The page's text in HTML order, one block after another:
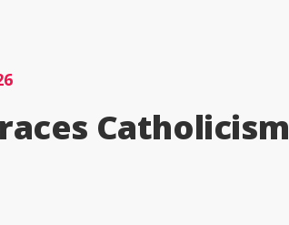
Catholicism